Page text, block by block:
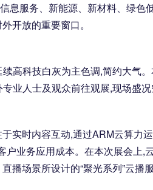
息服务、新能源、新材料、绿色
开放的重要窗口。
高科技白灰为主色调,简约大气
业人士及观众前往观展,现场盛况
实时内容互动,通过ARM云算力运
业务应用成本。在本次展会上,
场景所设计的“聚光系列”云播服